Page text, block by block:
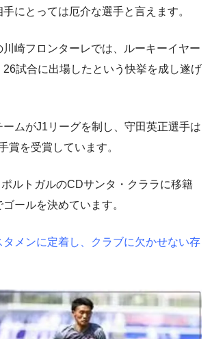
にとっては厄介な選手と言えます。
崎フロンターレでは、ルーキーイヤー
26試合に出場したという快挙を成し遂げ
ームがJ1リーグを制し、守田英正選手は
賞を受賞しています。
ルトガルのCDサンタ・クララに移籍
ールを決めています。
タメンに定着し、クラブに欠かせない存